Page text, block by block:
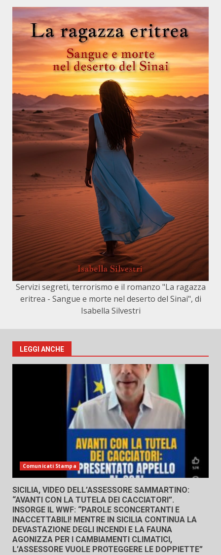
Servizi segreti, terrorismo e il romanzo "La ragazza
eritrea - Sangue e morte nel deserto del Sinai", di
Isabella Silvestri
LEGGI ANCHE
Comunicati Stampa
SICILIA, VIDEO DELL’ASSESSORE SAMMARTINO:
“AVANTI CON LA TUTELA DEI CACCIATORI”.
INSORGE IL WWF: “PAROLE SCONCERTANTI E
INACCETTABILI! MENTRE IN SICILIA CONTINUA LA
DEVASTAZIONE DEGLI INCENDI E LA FAUNA
AGONIZZA PER I CAMBIAMENTI CLIMATICI,
L’ASSESSORE VUOLE PROTEGGERE LE DOPPIETTE”